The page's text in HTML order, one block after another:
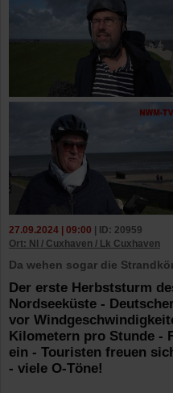
27.09.2024 | 09:00 | ID: 20959
Ort: NI / Cuxhaven / Lk Cuxhaven
Da wehen sogar die
Der erste Herbststurm
Nordseeküste -
vor
Kilometern pro Stunde -
ein - Touristen freuen
- viele O-Töne!